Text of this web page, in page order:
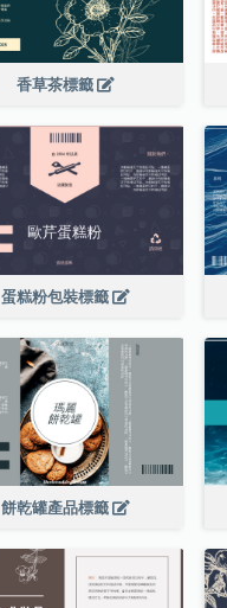
香草茶標籤
蛋糕粉包裝標籤
餅乾罐產品標籤